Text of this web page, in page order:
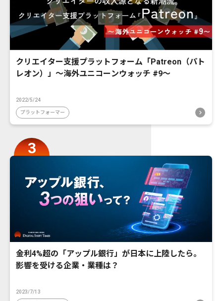
クリエイター支援プラットフォーム「Patreon（パト
レオン）」〜海外ユニコーンウォッチ #9〜
2022/5/24
プラットフォーマー
金利4%超の「アップル銀行」が日本に上陸したら。
影響を受ける企業・業種は？
2023/7/13